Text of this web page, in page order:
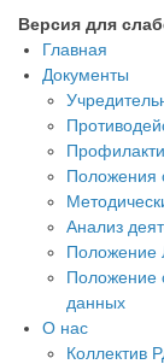
Версия для
Главная
Документы
Положения
Анализ
Положение
Положение
данных
О нас
Коллектив